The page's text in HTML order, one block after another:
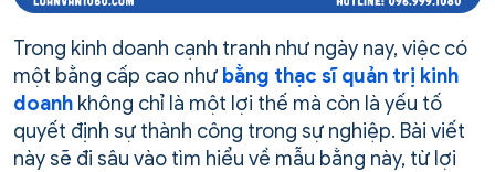
Trong kinh doanh cạnh tranh như ngày nay, việc có
một bằng cấp cao như bằng thạc sĩ quản trị kinh
doanh không chỉ là một lợi thế mà còn là yếu tố
quyết định sự thành công trong sự nghiệp. Bài viết
này sẽ đi sâu vào tìm hiểu về mẫu bằng này, từ lợi